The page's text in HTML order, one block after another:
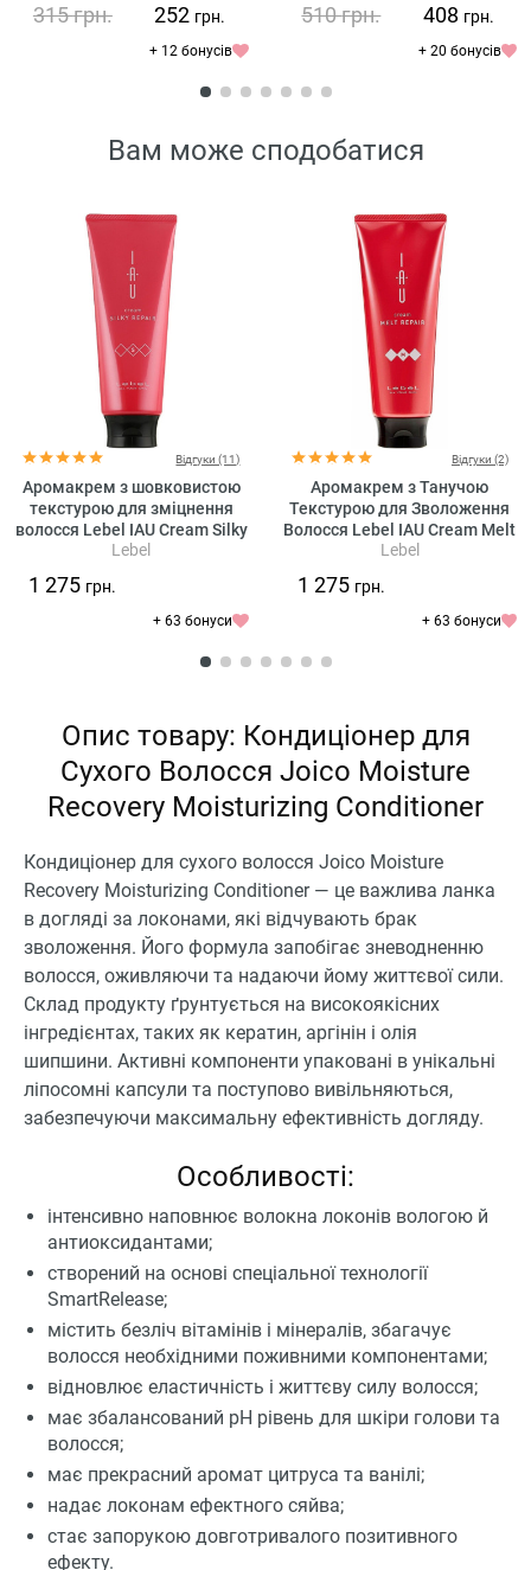
315грн. 252 грн.
+ 12 бонусів
510грн. 408 грн.
+ 20 бонусів
Вам може сподобатися
Відгуки (11)
Аромакрем з шовковистою
текстурою для зміцнення
волосся Lebel IAU Cream Silky
Repair
Lebel
1 275 грн.
+ 63 бонуси
Відгуки (2)
Аромакрем з Танучою
Текстурою для Зволоження
Волосся Lebel IAU Cream Melt
Repair
Lebel
1 275 грн.
+ 63 бонуси
Опис товару: Кондиціонер для
Сухого Волосся Joico Moisture
Recovery Moisturizing Conditioner
Кондиціонер для сухого волосся Joico Moisture
Recovery Moisturizing Conditioner — це важлива ланка
в догляді за локонами, які відчувають брак
зволоження. Його формула запобігає зневодненню
волосся, оживляючи та надаючи йому життєвої сили.
Склад продукту ґрунтується на високоякісних
інгредієнтах, таких як кератин, аргінін і олія
шипшини. Активні компоненти упаковані в унікальні
ліпосомні капсули та поступово вивільняються,
забезпечуючи максимальну ефективність догляду.
Особливості:
інтенсивно наповнює волокна локонів вологою й
антиоксидантами;
створений на основі спеціальної технології
SmartRelease;
містить безліч вітамінів і мінералів, збагачує
волосся необхідними поживними компонентами;
відновлює еластичність і життєву силу волосся;
має збалансований рН рівень для шкіри голови та
волосся;
має прекрасний аромат цитруса та ванілі;
надає локонам ефектного сяйва;
стає запорукою довготривалого позитивного
ефекту.